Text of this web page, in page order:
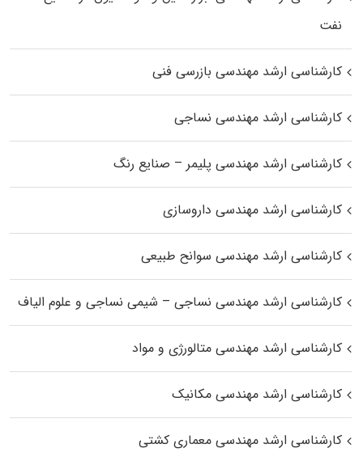
نفت
کارشناسی ارشد مهندسی بازرسی فنی
کارشناسی ارشد مهندسی نساجی
کارشناسی ارشد مهندسی پلیمر – صنایع رنگ
کارشناسی ارشد مهندسی داروسازی
کارشناسی ارشد مهندسی سوانح طبیعی
کارشناسی ارشد مهندسی نساجی – شیمی نساجی و علوم الیاف
کارشناسی ارشد مهندسی متالورژی و مواد
کارشناسی ارشد مهندسی مکانیک
کارشناسی ارشد مهندسی معماری کشتی